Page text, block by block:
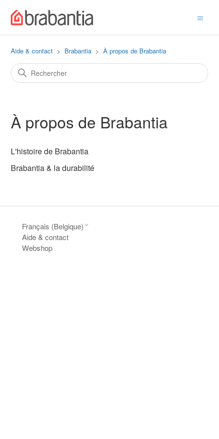
Aide & contact Brabantia À propos de Brabantia
À propos de Brabantia
L'histoire de Brabantia
Brabantia & la durabilité
Français (Belgique)
Aide & contact
Webshop